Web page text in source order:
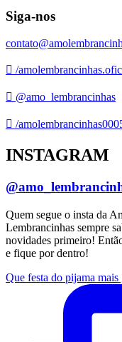
Siga-nos
/
@amo_lembrancinhas
/
INSTAGRAM
Quem segue o insta da
Lembrancinhas sempre
novidades primeiro!
e fique por dentro!
Que festa do pijama